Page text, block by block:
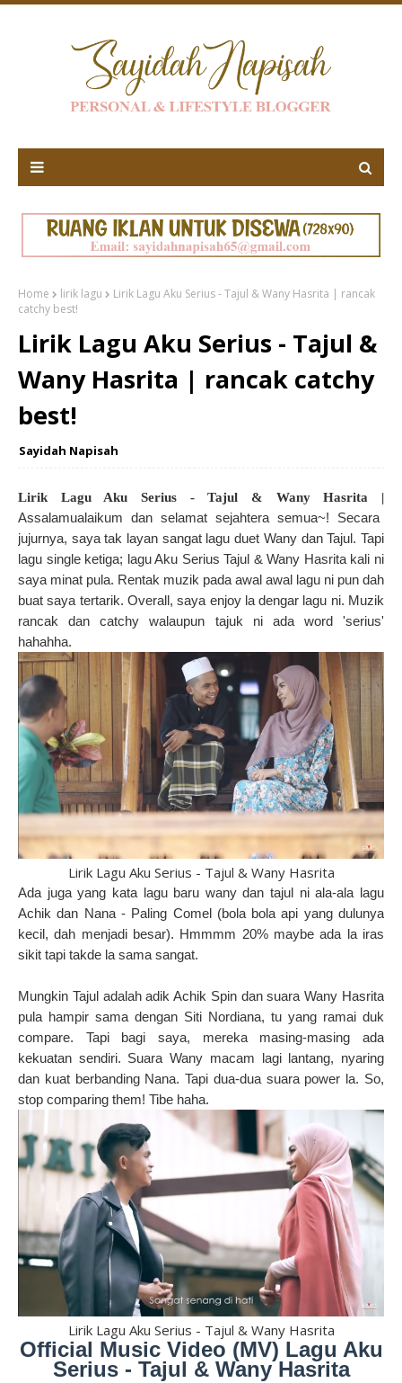
Home lirik lagu
Lirik Lagu Aku Serius - Tajul & Wany Hasrita | rancak
catchy best!
Lirik Lagu Aku Serius - Tajul &
Wany Hasrita | rancak catchy
best!
Sayidah Napisah
Lirik Lagu Aku Serius - Tajul & Wany Hasrita |
Assalamualaikum dan selamat sejahtera semua~! Secara
jujurnya, saya tak layan sangat lagu duet Wany dan Tajul. Tapi
lagu single ketiga; lagu Aku Serius Tajul & Wany Hasrita kali ni
saya minat pula. Rentak muzik pada awal awal lagu ni pun dah
buat saya tertarik. Overall, saya enjoy la dengar lagu ni. Muzik
rancak dan catchy walaupun tajuk ni ada word 'serius'
hahahha.
Lirik Lagu Aku Serius - Tajul & Wany Hasrita
Ada juga yang kata lagu baru wany dan tajul ni ala-ala lagu
Achik dan Nana - Paling Comel (bola bola api yang dulunya
kecil, dah menjadi besar). Hmmmm 20% maybe ada la iras
sikit tapi takde la sama sangat.
Mungkin Tajul adalah adik Achik Spin dan suara Wany Hasrita
pula hampir sama dengan Siti Nordiana, tu yang ramai duk
compare. Tapi bagi saya, mereka masing-masing ada
kekuatan sendiri. Suara Wany macam lagi lantang, nyaring
dan kuat berbanding Nana. Tapi dua-dua suara power la. So,
stop comparing them! Tibe haha.
Lirik Lagu Aku Serius - Tajul & Wany Hasrita
Official Music Video (MV) Lagu Aku
Serius - Tajul & Wany Hasrita